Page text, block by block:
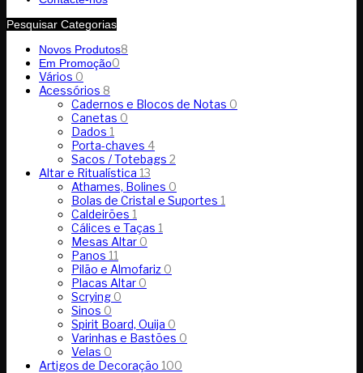
Pesquisar Categorias
Novos Produtos8
Em Promoção0
Vários 0
Acessórios 8
Cadernos e Blocos de Notas 0
Canetas 0
Dados 1
Porta-chaves 4
Sacos / Totebags 2
Altar e Ritualística 13
Athames, Bolines 0
Bolas de Cristal e Suportes 1
Caldeirões 1
Cálices e Taças 1
Mesas Altar 0
Panos 11
Pilão e Almofariz 0
Placas Altar 0
Scrying 0
Sinos 0
Spirit Board, Ouija 0
Varinhas e Bastões 0
Velas 0
Artigos de Decoração 100